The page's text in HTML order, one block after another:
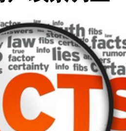
事务、国际组织与公共关系
健康和生命科学